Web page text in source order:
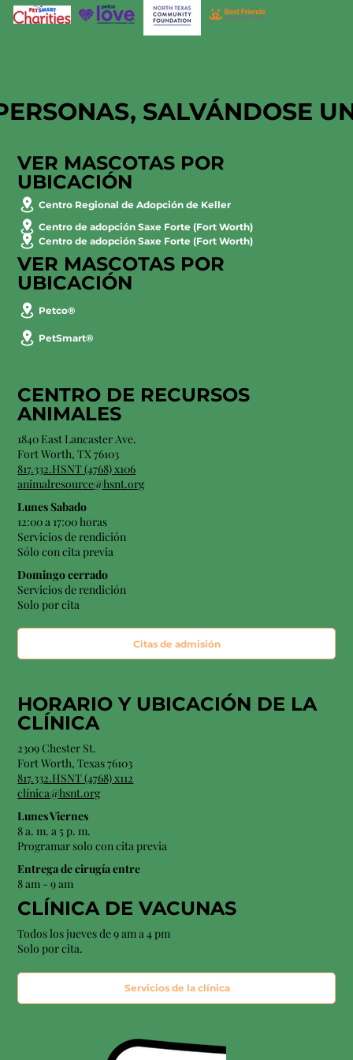
SALVÁNDOSE
VER MASCOTAS POR
UBICACIÓN
Centro Regional de Adopción de Keller
Centro de adopción Saxe Forte (Fort Worth)
Centro de adopción Saxe Forte (Fort Worth)
VER MASCOTAS POR
UBICACIÓN
Petco®
PetSmart®
CENTRO DE RECURSOS
ANIMALES
1840 East Lancaster Ave.
Fort Worth, TX 76103
817.332.HSNT (4768) x106
animalresource@hsnt.org
Lunes Sabado
12:00 a 17:00 horas
Servicios de rendición
Sólo con cita previa
Domingo cerrado
Servicios de rendición
Solo por cita
Citas de admisión
HORARIO Y UBICACIÓN DE LA
CLÍNICA
2309 Chester St.
Fort Worth, Texas 76103
817.332.HSNT (4768) x112
clínica@hsnt.org
Lunes Viernes
8 a. m. a 5 p. m.
Programar solo con cita previa
Entrega de cirugía entre
8 am - 9 am
CLÍNICA DE VACUNAS
Todos los jueves de 9 am a 4 pm
Solo por cita.
Servicios de la clínica